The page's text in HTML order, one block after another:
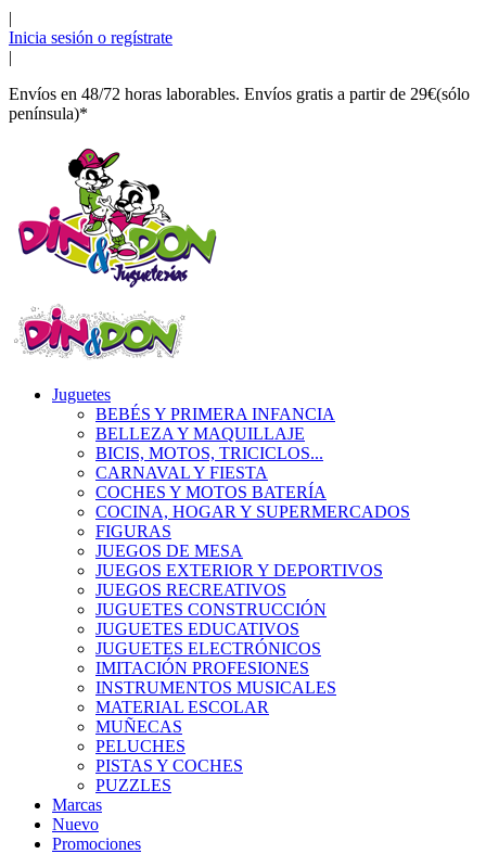
|
Inicia sesión o regístrate
|
Envíos en 48/72 horas laborables. Envíos gratis a partir de 29€(sólo
península)*
Juguetes
BEBÉS Y PRIMERA INFANCIA
BELLEZA Y MAQUILLAJE
BICIS, MOTOS, TRICICLOS...
CARNAVAL Y FIESTA
COCHES Y MOTOS BATERÍA
COCINA, HOGAR Y SUPERMERCADOS
FIGURAS
JUEGOS DE MESA
JUEGOS EXTERIOR Y DEPORTIVOS
JUEGOS RECREATIVOS
JUGUETES CONSTRUCCIÓN
JUGUETES EDUCATIVOS
JUGUETES ELECTRÓNICOS
IMITACIÓN PROFESIONES
INSTRUMENTOS MUSICALES
MATERIAL ESCOLAR
MUÑECAS
PELUCHES
PISTAS Y COCHES
PUZZLES
Marcas
Nuevo
Promociones